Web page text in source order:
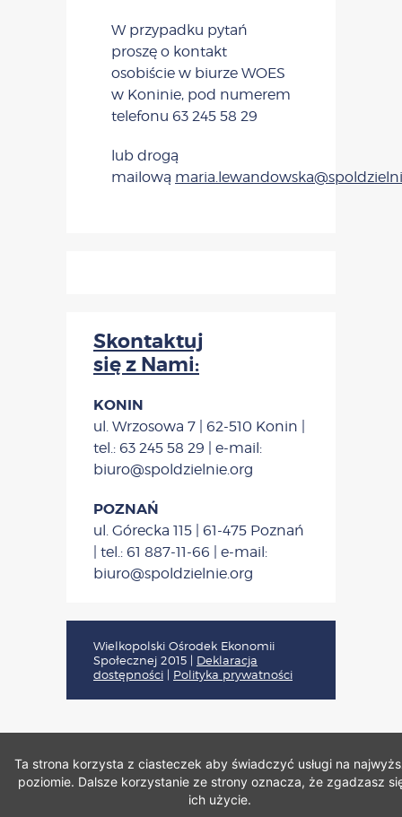
W przypadku pytań
proszę o kontakt
osobiście w biurze WOES
w Koninie, pod numerem
telefonu 63 245 58 29
lub drogą
mailową
Skontaktuj
się z Nami:
KONIN
ul. Wrzosowa 7 | 62-510 Konin |
tel.: 63 245 58 29 | e-mail:
biuro@spoldzielnie.org
POZNAŃ
ul. Górecka 115 | 61-475 Poznań
| tel.: 61 887-11-66 | e-mail:
biuro@spoldzielnie.org
Wielkopolski Ośrodek Ekonomii
Społecznej 2015 | Deklaracja
dostępności | Polityka prywatności
Ta strona korzysta z ciasteczek aby świadczyć usługi na
poziomie. Dalsze korzystanie ze strony oznacza, że zgadzasz
ich użycie.